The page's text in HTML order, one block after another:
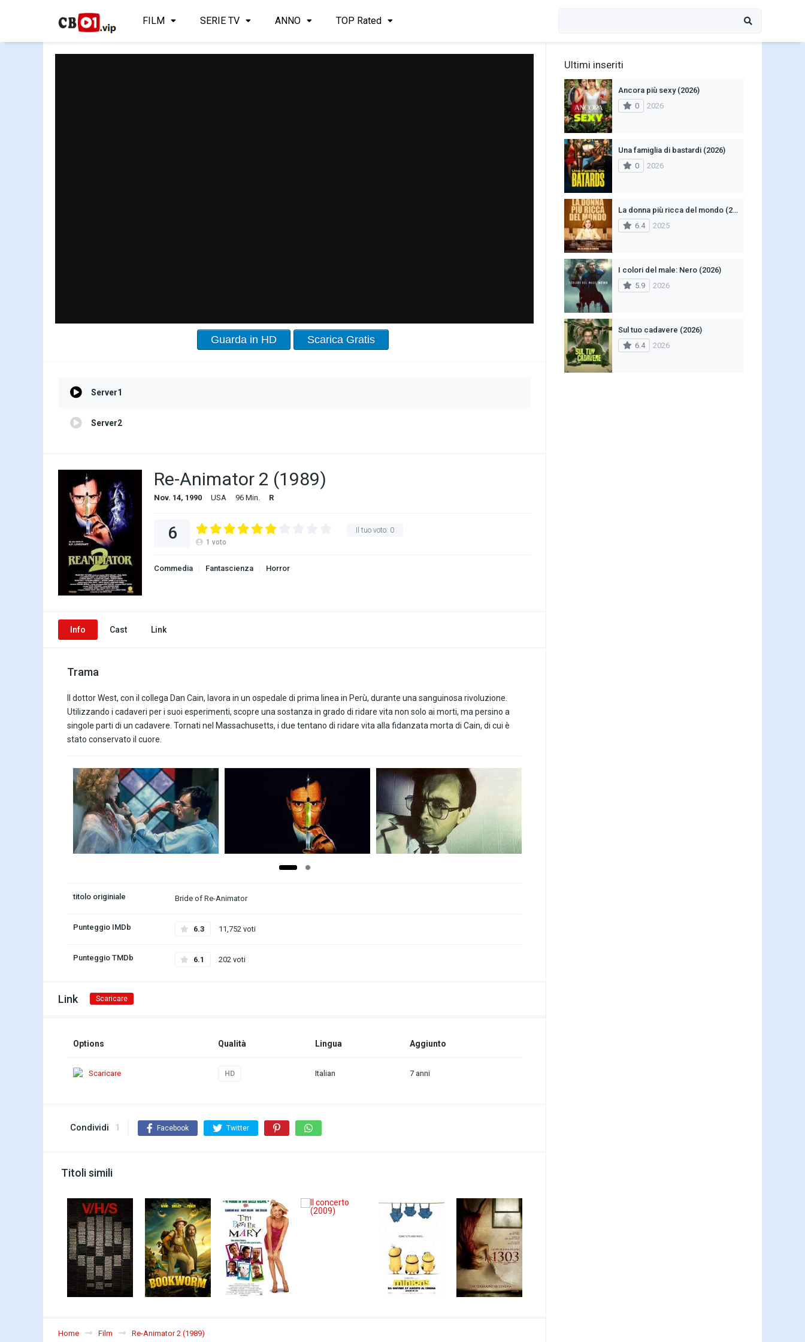
FILM SERIE TV ANNO TOP Rated
Guarda in HD Scarica Gratis
Server1
Server2
Re-Animator 2 (1989)
Nov. 14, 1990 USA 96 Min. R
Il tuo voto: 0
6 1 voto
Commedia Fantascienza Horror
Info Cast Link
Trama
Il dottor West, con il collega Dan Cain, lavora in un ospedale di prima linea in Perù, durante una sanguinosa rivoluzione.
Utilizzando i cadaveri per i suoi esperimenti, scopre una sostanza in grado di ridare vita non solo ai morti, ma persino a
singole parti di un cadavere. Tornati nel Massachusetts, i due tentano di ridare vita alla fidanzata morta di Cain, di cui è
stato conservato il cuore.
titolo originiale Bride of Re-Animator
Punteggio IMDb 6.3 11,752 voti
Punteggio TMDb 6.1 202 voti
Link Scaricare
Options Qualità Lingua Aggiunto
Scaricare HD Italian 7 anni
Condividi 1 Facebook Twitter
Titoli simili
Home Film Re-Animator 2 (1989)
Ultimi inseriti
Ancora più sexy (2026)
0
2026
Una famiglia di bastardi (2026)
0
2026
La donna più ricca del mondo (2025)
6.4
2025
I colori del male: Nero (2026)
5.9
2026
Sul tuo cadavere (2026)
6.4
2026